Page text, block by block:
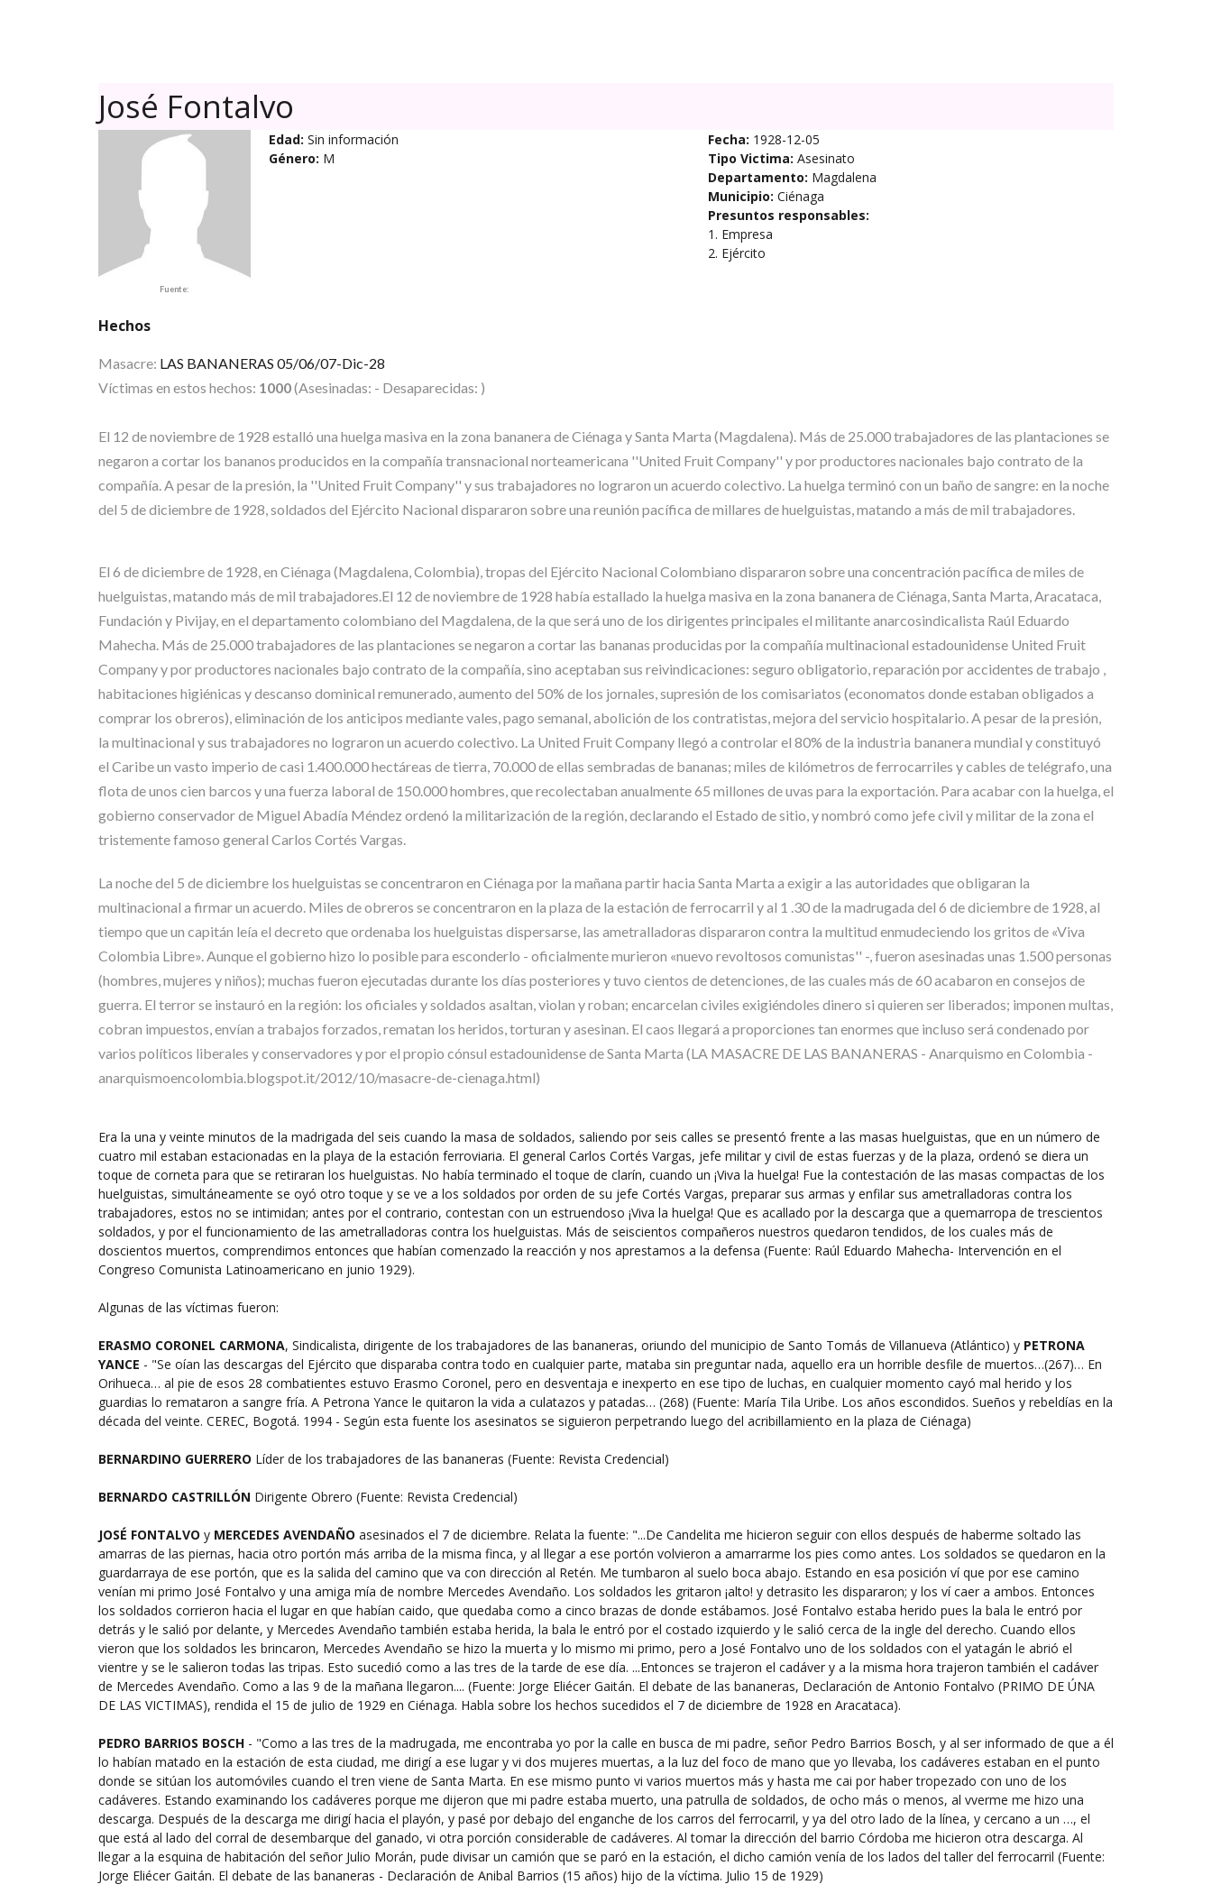
José Fontalvo
Fuente:
Edad: Sin información
Género: M
Fecha: 1928-12-05
Tipo Victima: Asesinato
Departamento: Magdalena
Municipio: Ciénaga
Presuntos responsables:
1. Empresa
2. Ejército
Hechos
Masacre: LAS BANANERAS 05/06/07-Dic-28
Víctimas en estos hechos: 1000(Asesinadas: - Desaparecidas: )
El 12 de noviembre de 1928 estalló una huelga masiva en la zona bananera de Ciénaga y Santa Marta (Magdalena). Más de 25.000 trabajadores de las plantaciones se
negaron a cortar los bananos producidos en la compañía transnacional norteamericana ''United Fruit Company'' y por productores nacionales bajo contrato de la
compañía. A pesar de la presión, la ''United Fruit Company'' y sus trabajadores no lograron un acuerdo colectivo. La huelga terminó con un baño de sangre: en la noche
del 5 de diciembre de 1928, soldados del Ejército Nacional dispararon sobre una reunión pacífica de millares de huelguistas, matando a más de mil trabajadores.
El 6 de diciembre de 1928, en Ciénaga (Magdalena, Colombia), tropas del Ejército Nacional Colombiano dispararon sobre una concentración pacífica de miles de
huelguistas, matando más de mil trabajadores.El 12 de noviembre de 1928 había estallado la huelga masiva en la zona bananera de Ciénaga, Santa Marta, Aracataca,
Fundación y Pivijay, en el departamento colombiano del Magdalena, de la que será uno de los dirigentes principales el militante anarcosindicalista Raúl Eduardo
Mahecha. Más de 25.000 trabajadores de las plantaciones se negaron a cortar las bananas producidas por la compañía multinacional estadounidense United Fruit
Company y por productores nacionales bajo contrato de la compañía, sino aceptaban sus reivindicaciones: seguro obligatorio, reparación por accidentes de trabajo ,
habitaciones higiénicas y descanso dominical remunerado, aumento del 50% de los jornales, supresión de los comisariatos (economatos donde estaban obligados a
comprar los obreros), eliminación de los anticipos mediante vales, pago semanal, abolición de los contratistas, mejora del servicio hospitalario. A pesar de la presión,
la multinacional y sus trabajadores no lograron un acuerdo colectivo. La United Fruit Company llegó a controlar el 80% de la industria bananera mundial y constituyó
el Caribe un vasto imperio de casi 1.400.000 hectáreas de tierra, 70.000 de ellas sembradas de bananas; miles de kilómetros de ferrocarriles y cables de telégrafo, una
flota de unos cien barcos y una fuerza laboral de 150.000 hombres, que recolectaban anualmente 65 millones de uvas para la exportación. Para acabar con la huelga, el
gobierno conservador de Miguel Abadía Méndez ordenó la militarización de la región, declarando el Estado de sitio, y nombró como jefe civil y militar de la zona el
tristemente famoso general Carlos Cortés Vargas.
La noche del 5 de diciembre los huelguistas se concentraron en Ciénaga por la mañana partir hacia Santa Marta a exigir a las autoridades que obligaran la
multinacional a firmar un acuerdo. Miles de obreros se concentraron en la plaza de la estación de ferrocarril y al 1 .30 de la madrugada del 6 de diciembre de 1928, al
tiempo que un capitán leía el decreto que ordenaba los huelguistas dispersarse, las ametralladoras dispararon contra la multitud enmudeciendo los gritos de «Viva
Colombia Libre». Aunque el gobierno hizo lo posible para esconderlo - oficialmente murieron «nuevo revoltosos comunistas'' -, fueron asesinadas unas 1.500 personas
(hombres, mujeres y niños); muchas fueron ejecutadas durante los días posteriores y tuvo cientos de detenciones, de las cuales más de 60 acabaron en consejos de
guerra. El terror se instauró en la región: los oficiales y soldados asaltan, violan y roban; encarcelan civiles exigiéndoles dinero si quieren ser liberados; imponen multas,
cobran impuestos, envían a trabajos forzados, rematan los heridos, torturan y asesinan. El caos llegará a proporciones tan enormes que incluso será condenado por
varios políticos liberales y conservadores y por el propio cónsul estadounidense de Santa Marta (LA MASACRE DE LAS BANANERAS - Anarquismo en Colombia -
anarquismoencolombia.blogspot.it/2012/10/masacre-de-cienaga.html)
Era la una y veinte minutos de la madrigada del seis cuando la masa de soldados, saliendo por seis calles se presentó frente a las masas huelguistas, que en un número de
cuatro mil estaban estacionadas en la playa de la estación ferroviaria. El general Carlos Cortés Vargas, jefe militar y civil de estas fuerzas y de la plaza, ordenó se diera un
toque de corneta para que se retiraran los huelguistas. No había terminado el toque de clarín, cuando un ¡Viva la huelga! Fue la contestación de las masas compactas de los
huelguistas, simultáneamente se oyó otro toque y se ve a los soldados por orden de su jefe Cortés Vargas, preparar sus armas y enfilar sus ametralladoras contra los
trabajadores, estos no se intimidan; antes por el contrario, contestan con un estruendoso ¡Viva la huelga! Que es acallado por la descarga que a quemarropa de trescientos
soldados, y por el funcionamiento de las ametralladoras contra los huelguistas. Más de seiscientos compañeros nuestros quedaron tendidos, de los cuales más de
doscientos muertos, comprendimos entonces que habían comenzado la reacción y nos aprestamos a la defensa (Fuente: Raúl Eduardo Mahecha- Intervención en el
Congreso Comunista Latinoamericano en junio 1929).
Algunas de las víctimas fueron:
ERASMO CORONEL CARMONA, Sindicalista, dirigente de los trabajadores de las bananeras, oriundo del municipio de Santo Tomás de Villanueva (Atlántico) y PETRONA
YANCE - "Se oían las descargas del Ejército que disparaba contra todo en cualquier parte, mataba sin preguntar nada, aquello era un horrible desfile de muertos…(267)… En
Orihueca… al pie de esos 28 combatientes estuvo Erasmo Coronel, pero en desventaja e inexperto en ese tipo de luchas, en cualquier momento cayó mal herido y los
guardias lo remataron a sangre fría. A Petrona Yance le quitaron la vida a culatazos y patadas… (268) (Fuente: María Tila Uribe. Los años escondidos. Sueños y rebeldías en la
década del veinte. CEREC, Bogotá. 1994 - Según esta fuente los asesinatos se siguieron perpetrando luego del acribillamiento en la plaza de Ciénaga)
BERNARDINO GUERRERO Líder de los trabajadores de las bananeras (Fuente: Revista Credencial)
BERNARDO CASTRILLÓN Dirigente Obrero (Fuente: Revista Credencial)
JOSÉ FONTALVO y MERCEDES AVENDAÑO asesinados el 7 de diciembre. Relata la fuente: "...De Candelita me hicieron seguir con ellos después de haberme soltado las
amarras de las piernas, hacia otro portón más arriba de la misma finca, y al llegar a ese portón volvieron a amarrarme los pies como antes. Los soldados se quedaron en la
guardarraya de ese portón, que es la salida del camino que va con dirección al Retén. Me tumbaron al suelo boca abajo. Estando en esa posición ví que por ese camino
venían mi primo José Fontalvo y una amiga mía de nombre Mercedes Avendaño. Los soldados les gritaron ¡alto! y detrasito les dispararon; y los ví caer a ambos. Entonces
los soldados corrieron hacia el lugar en que habían caido, que quedaba como a cinco brazas de donde estábamos. José Fontalvo estaba herido pues la bala le entró por
detrás y le salió por delante, y Mercedes Avendaño también estaba herida, la bala le entró por el costado izquierdo y le salió cerca de la ingle del derecho. Cuando ellos
vieron que los soldados les brincaron, Mercedes Avendaño se hizo la muerta y lo mismo mi primo, pero a José Fontalvo uno de los soldados con el yatagán le abrió el
vientre y se le salieron todas las tripas. Esto sucedió como a las tres de la tarde de ese día. ...Entonces se trajeron el cadáver y a la misma hora trajeron también el cadáver
de Mercedes Avendaño. Como a las 9 de la mañana llegaron.... (Fuente: Jorge Eliécer Gaitán. El debate de las bananeras, Declaración de Antonio Fontalvo (PRIMO DE ÚNA
DE LAS VICTIMAS), rendida el 15 de julio de 1929 en Ciénaga. Habla sobre los hechos sucedidos el 7 de diciembre de 1928 en Aracataca).
PEDRO BARRIOS BOSCH - "Como a las tres de la madrugada, me encontraba yo por la calle en busca de mi padre, señor Pedro Barrios Bosch, y al ser informado de que a él
lo habían matado en la estación de esta ciudad, me dirigí a ese lugar y vi dos mujeres muertas, a la luz del foco de mano que yo llevaba, los cadáveres estaban en el punto
donde se sitúan los automóviles cuando el tren viene de Santa Marta. En ese mismo punto vi varios muertos más y hasta me cai por haber tropezado con uno de los
cadáveres. Estando examinando los cadáveres porque me dijeron que mi padre estaba muerto, una patrulla de soldados, de ocho más o menos, al vverme me hizo una
descarga. Después de la descarga me dirigí hacia el playón, y pasé por debajo del enganche de los carros del ferrocarril, y ya del otro lado de la línea, y cercano a un …, el
que está al lado del corral de desembarque del ganado, vi otra porción considerable de cadáveres. Al tomar la dirección del barrio Córdoba me hicieron otra descarga. Al
llegar a la esquina de habitación del señor Julio Morán, pude divisar un camión que se paró en la estación, el dicho camión venía de los lados del taller del ferrocarril (Fuente:
Jorge Eliécer Gaitán. El debate de las bananeras - Declaración de Anibal Barrios (15 años) hijo de la víctima. Julio 15 de 1929)